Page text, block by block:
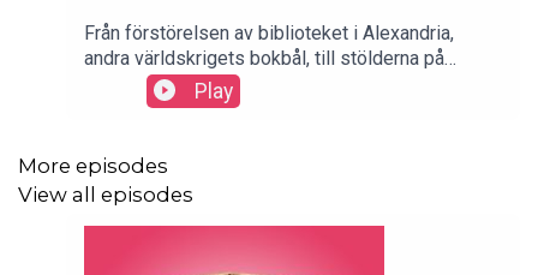
Från förstörelsen av biblioteket i Alexandria,
andra världskrigets bokbål, till stölderna på
Kungliga biblioteket i Stockholm och
plundringarna i Ukraina, har det nedtecknade ordet
eller hugget i sten – alltsedan människan började
nedteckna sin historia har det funnits de som har
velat äga, förstöra, gömma eller förfalska detta
Play
More episodes
View all episodes